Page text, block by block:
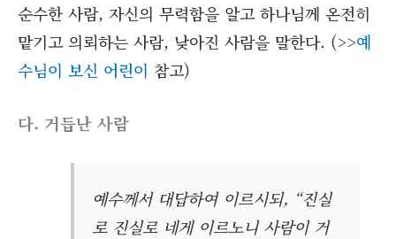
순수한 사람, 자신의 무력함을 알고 하나님께 온전히
맡기고 의뢰하는 사람, 낮아진 사람을 말한다. (>>예
수님이 보신 어린이 참고)
다. 거듭난 사람
예수께서 대답하여 이르시되, “진실
로 진실로 네게 이르노니 사람이 거